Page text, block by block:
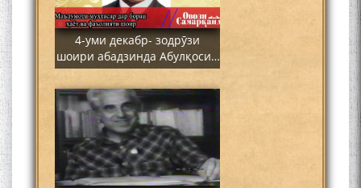
4-уми декабр- зодрӯзи
шоири абадзинда Абулқосим
Лоҳутӣ